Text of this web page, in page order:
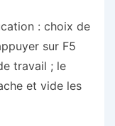
: choix de
sur F5
travail ; le
et vide les